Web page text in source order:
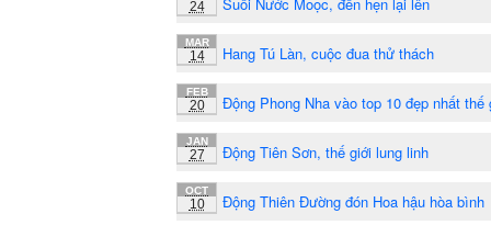
24
MAR
14 Hang Tú Làn, cuộc đua thử thách
FEB
20 Động Phong Nha vào top 10 đẹp nhất thế
JAN
27 Động Tiên Sơn, thế giới lung linh
OCT
10 Động Thiên Đường đón Hoa hậu hòa bình